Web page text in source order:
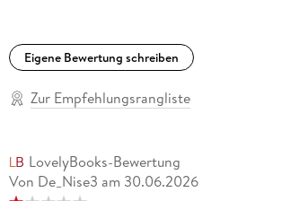
Eigene Bewertung schreiben
Zur Empfehlungsrangliste
LovelyBooks-Bewertung
Von De_Nise3 am 30.06.2026